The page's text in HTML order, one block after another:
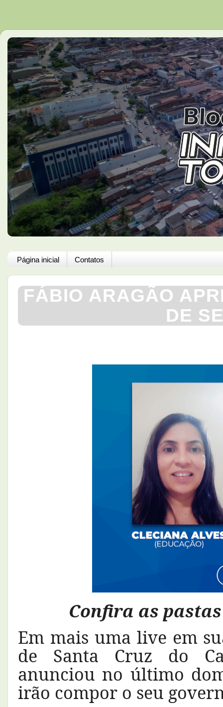
Página inicial Contatos
FÁBIO ARAGÃO
DE
Confira as
Em mais uma live em
de Santa Cruz do
anunciou no último
irão compor o seu